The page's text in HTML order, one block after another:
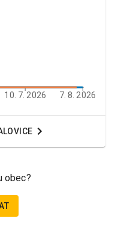
10. 7. 2026 7. 8. 2026
obec?